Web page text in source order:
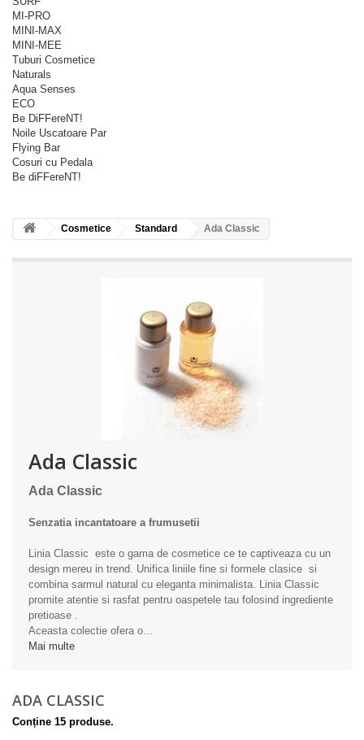
MI-PRO
MINI-MAX
MINI-MEE
Tuburi Cosmetice
Naturals
Aqua Senses
ECO
Be DiFFereNT!
Noile Uscatoare Par
Flying Bar
Cosuri cu Pedala
Be diFFereNT!
Cosmetice Standard Ada Classic
Ada Classic
Ada Classic
Senzatia incantatoare a frumusetii
Linia Classic este o gama de cosmetice ce te captiveaza cu un
design mereu in trend. Unifica liniile fine si formele clasice si
combina sarmul natural cu eleganta minimalista. Linia Classic
promite atentie si rasfat pentru oaspetele tau folosind ingrediente
pretioase .
Aceasta colectie ofera o...
Mai multe
ADA CLASSIC
Conține 15 produse.